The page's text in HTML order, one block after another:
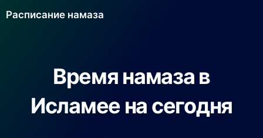
Расписание намаза
Время намаза в
Исламее на сегодня